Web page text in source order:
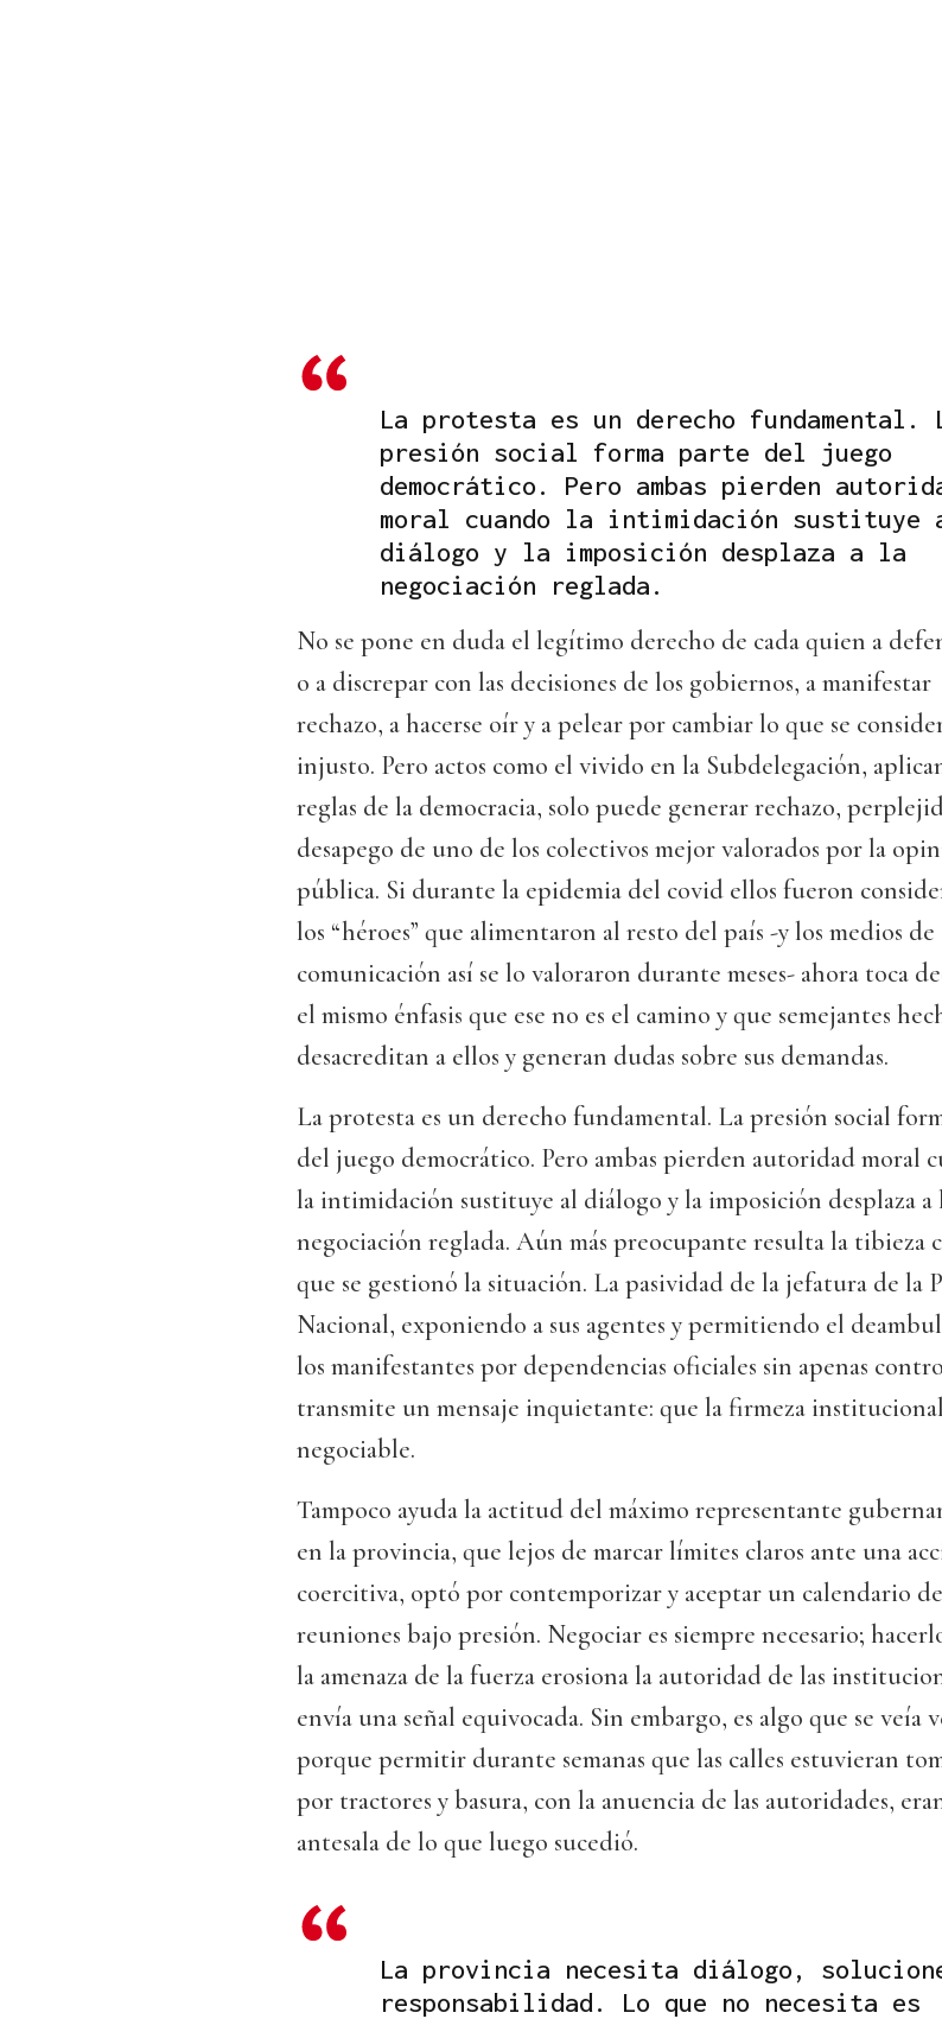
La protesta es un derecho fundamental.
presión social forma parte del juego
democrático. Pero ambas pierden
moral cuando la intimidación sustituye
diálogo y la imposición desplaza a la
negociación reglada.
No se pone en duda el legítimo derecho de cada quien a
o a discrepar con las decisiones de los gobiernos, a manifestar
rechazo, a hacerse oír y a pelear por cambiar lo que se
injusto. Pero actos como el vivido en la Subdelegación,
reglas de la democracia, solo puede generar rechazo,
desapego de uno de los colectivos mejor valorados por la
pública. Si durante la epidemia del covid ellos fueron
los “héroes” que alimentaron al resto del país -y los medios de
comunicación así se lo valoraron durante meses- ahora toca
el mismo énfasis que ese no es el camino y que semejantes
desacreditan a ellos y generan dudas sobre sus demandas.
La protesta es un derecho fundamental. La presión social
del juego democrático. Pero ambas pierden autoridad moral
la intimidación sustituye al diálogo y la imposición desplaza a
negociación reglada. Aún más preocupante resulta la tibieza
que se gestionó la situación. La pasividad de la jefatura de la
Nacional, exponiendo a sus agentes y permitiendo el
los manifestantes por dependencias oficiales sin apenas
transmite un mensaje inquietante: que la firmeza
negociable.
Tampoco ayuda la actitud del máximo representante
en la provincia, que lejos de marcar límites claros ante una
coercitiva, optó por contemporizar y aceptar un calendario de
reuniones bajo presión. Negociar es siempre necesario;
la amenaza de la fuerza erosiona la autoridad de las
envía una señal equivocada. Sin embargo, es algo que se veía
porque permitir durante semanas que las calles estuvieran
por tractores y basura, con la anuencia de las autoridades,
antesala de lo que luego sucedió.
La provincia necesita diálogo,
responsabilidad. Lo que no necesita es